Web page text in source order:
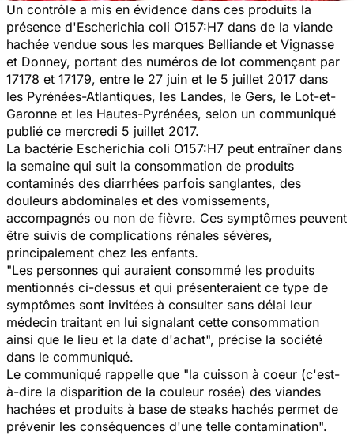
Un contrôle a mis en évidence dans ces produits la
présence d'Escherichia coli O157:H7 dans de la viande
hachée vendue sous les marques Belliande et Vignasse
et Donney, portant des numéros de lot commençant par
17178 et 17179, entre le 27 juin et le 5 juillet 2017 dans
les Pyrénées-Atlantiques, les Landes, le Gers, le Lot-et-
Garonne et les Hautes-Pyrénées, selon un communiqué
publié ce mercredi 5 juillet 2017.
La bactérie Escherichia coli O157:H7 peut entraîner dans
la semaine qui suit la consommation de produits
contaminés des diarrhées parfois sanglantes, des
douleurs abdominales et des vomissements,
accompagnés ou non de fièvre. Ces symptômes peuvent
être suivis de complications rénales sévères,
principalement chez les enfants.
"Les personnes qui auraient consommé les produits
mentionnés ci-dessus et qui présenteraient ce type de
symptômes sont invitées à consulter sans délai leur
médecin traitant en lui signalant cette consommation
ainsi que le lieu et la date d'achat", précise la société
dans le communiqué.
Le communiqué rappelle que "la cuisson à coeur (c'est-
à-dire la disparition de la couleur rosée) des viandes
hachées et produits à base de steaks hachés permet de
prévenir les conséquences d'une telle contamination".